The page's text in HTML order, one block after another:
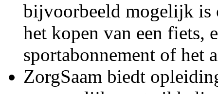
bijvoorbeeld mogelijk is
het kopen van een fiets,
sportabonnement of het
ZorgSaam biedt